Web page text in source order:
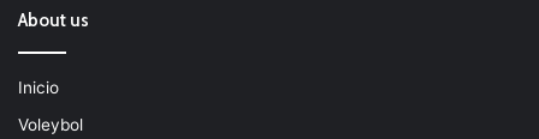
About us
Inicio
Voleybol